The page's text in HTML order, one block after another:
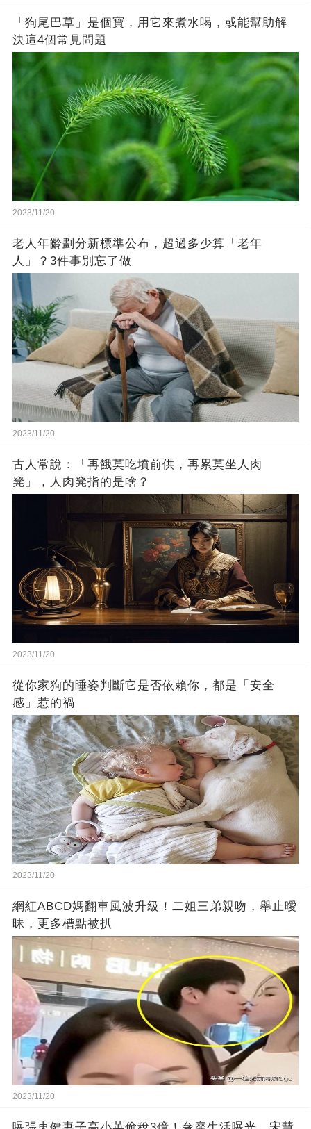
「狗尾巴草」是個寶，用它來煮水喝，或能幫助解
決這4個常見問題
2023/11/20
老人年齡劃分新標準公布，超過多少算「老年
人」？3件事別忘了做
2023/11/20
古人常說：「再餓莫吃墳前供，再累莫坐人肉
凳」，人肉凳指的是啥？
2023/11/20
從你家狗的睡姿判斷它是否依賴你，都是「安全
感」惹的禍
2023/11/20
網紅ABCD媽翻車風波升級！二姐三弟親吻，舉止曖
昧，更多槽點被扒
2023/11/20